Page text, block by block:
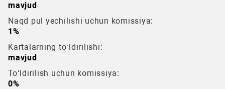
mavjud
Naqd pul yechilishi uchun komissiya:
1%
Kartalarning to‘ldirilishi:
mavjud
To‘ldirilish uchun komissiya:
0%